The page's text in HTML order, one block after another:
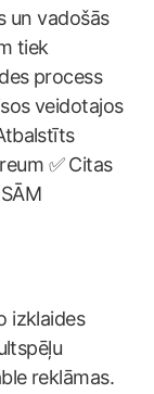
un vadošās
tiek
process
veidotajos
✅ Citas
izklaides
reklāmas.